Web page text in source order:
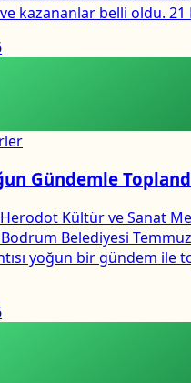
kazananlar belli oldu. 21
Gündemle
Herodot Kültür ve Sanat
Belediyesi
yoğun bir gündem ile